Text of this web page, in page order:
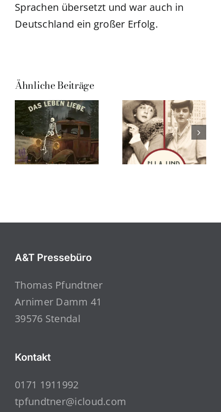
Sprachen übersetzt und war auch in
Deutschland ein großer Erfolg.
Ähnliche Beiträge
A&T Pressebüro
Thomas Pfundtner
Arnimer Damm 41
39576 Stendal
Kontakt
0171 1911992
tpfundtner@icloud.com